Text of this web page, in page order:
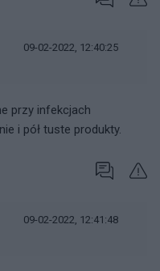
09-02-2022, 12:40:25
przy infekcjach
i pół tuste produkty.
09-02-2022, 12:41:48